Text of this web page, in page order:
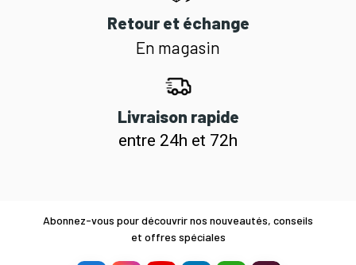
Retour et échange
En magasin
Livraison rapide
entre 24h et 72h
Abonnez-vous pour découvrir nos nouveautés, conseils
et offres spéciales